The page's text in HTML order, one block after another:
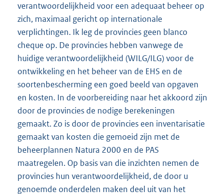
verantwoordelijkheid voor een adequaat beheer op
zich, maximaal gericht op internationale
verplichtingen. Ik leg de provincies geen blanco
cheque op. De provincies hebben vanwege de
huidige verantwoordelijkheid (WILG/ILG) voor de
ontwikkeling en het beheer van de EHS en de
soortenbescherming een goed beeld van opgaven
en kosten. In de voorbereiding naar het akkoord zijn
door de provincies de nodige berekeningen
gemaakt. Zo is door de provincies een inventarisatie
gemaakt van kosten die gemoeid zijn met de
beheerplannen Natura 2000 en de PAS
maatregelen. Op basis van die inzichten nemen de
provincies hun verantwoordelijkheid, de door u
genoemde onderdelen maken deel uit van het